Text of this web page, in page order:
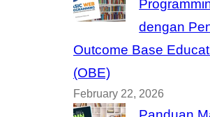
dengan
Outcome Base
(OBE)
February 22, 2026